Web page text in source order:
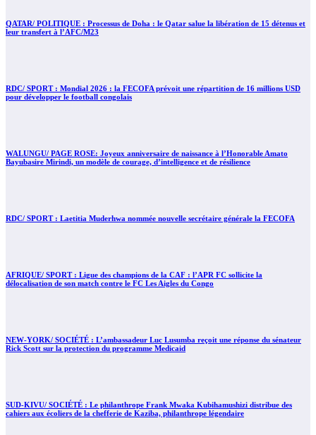
QATAR/ POLITIQUE : Processus de Doha : le Qatar salue la libération de 15 détenus et
leur transfert à l’AFC/M23
RDC/ SPORT : Mondial 2026 : la FECOFA prévoit une répartition de 16 millions USD
pour développer le football congolais
WALUNGU/ PAGE ROSE: Joyeux anniversaire de naissance à l’Honorable Amato
Bayubasire Mirindi, un modèle de courage, d’intelligence et de résilience
RDC/ SPORT : Laetitia Muderhwa nommée nouvelle secrétaire générale la FECOFA
AFRIQUE/ SPORT : Ligue des champions de la CAF : l’APR FC sollicite la
délocalisation de son match contre le FC Les Aigles du Congo
NEW-YORK/ SOCIÉTÉ : L’ambassadeur Luc Lusumba reçoit une réponse du sénateur
Rick Scott sur la protection du programme Medicaid
SUD-KIVU/ SOCIÉTÉ : Le philanthrope Frank Mwaka Kubihamushizi distribue des
cahiers aux écoliers de la chefferie de Kaziba, philanthrope légendaire